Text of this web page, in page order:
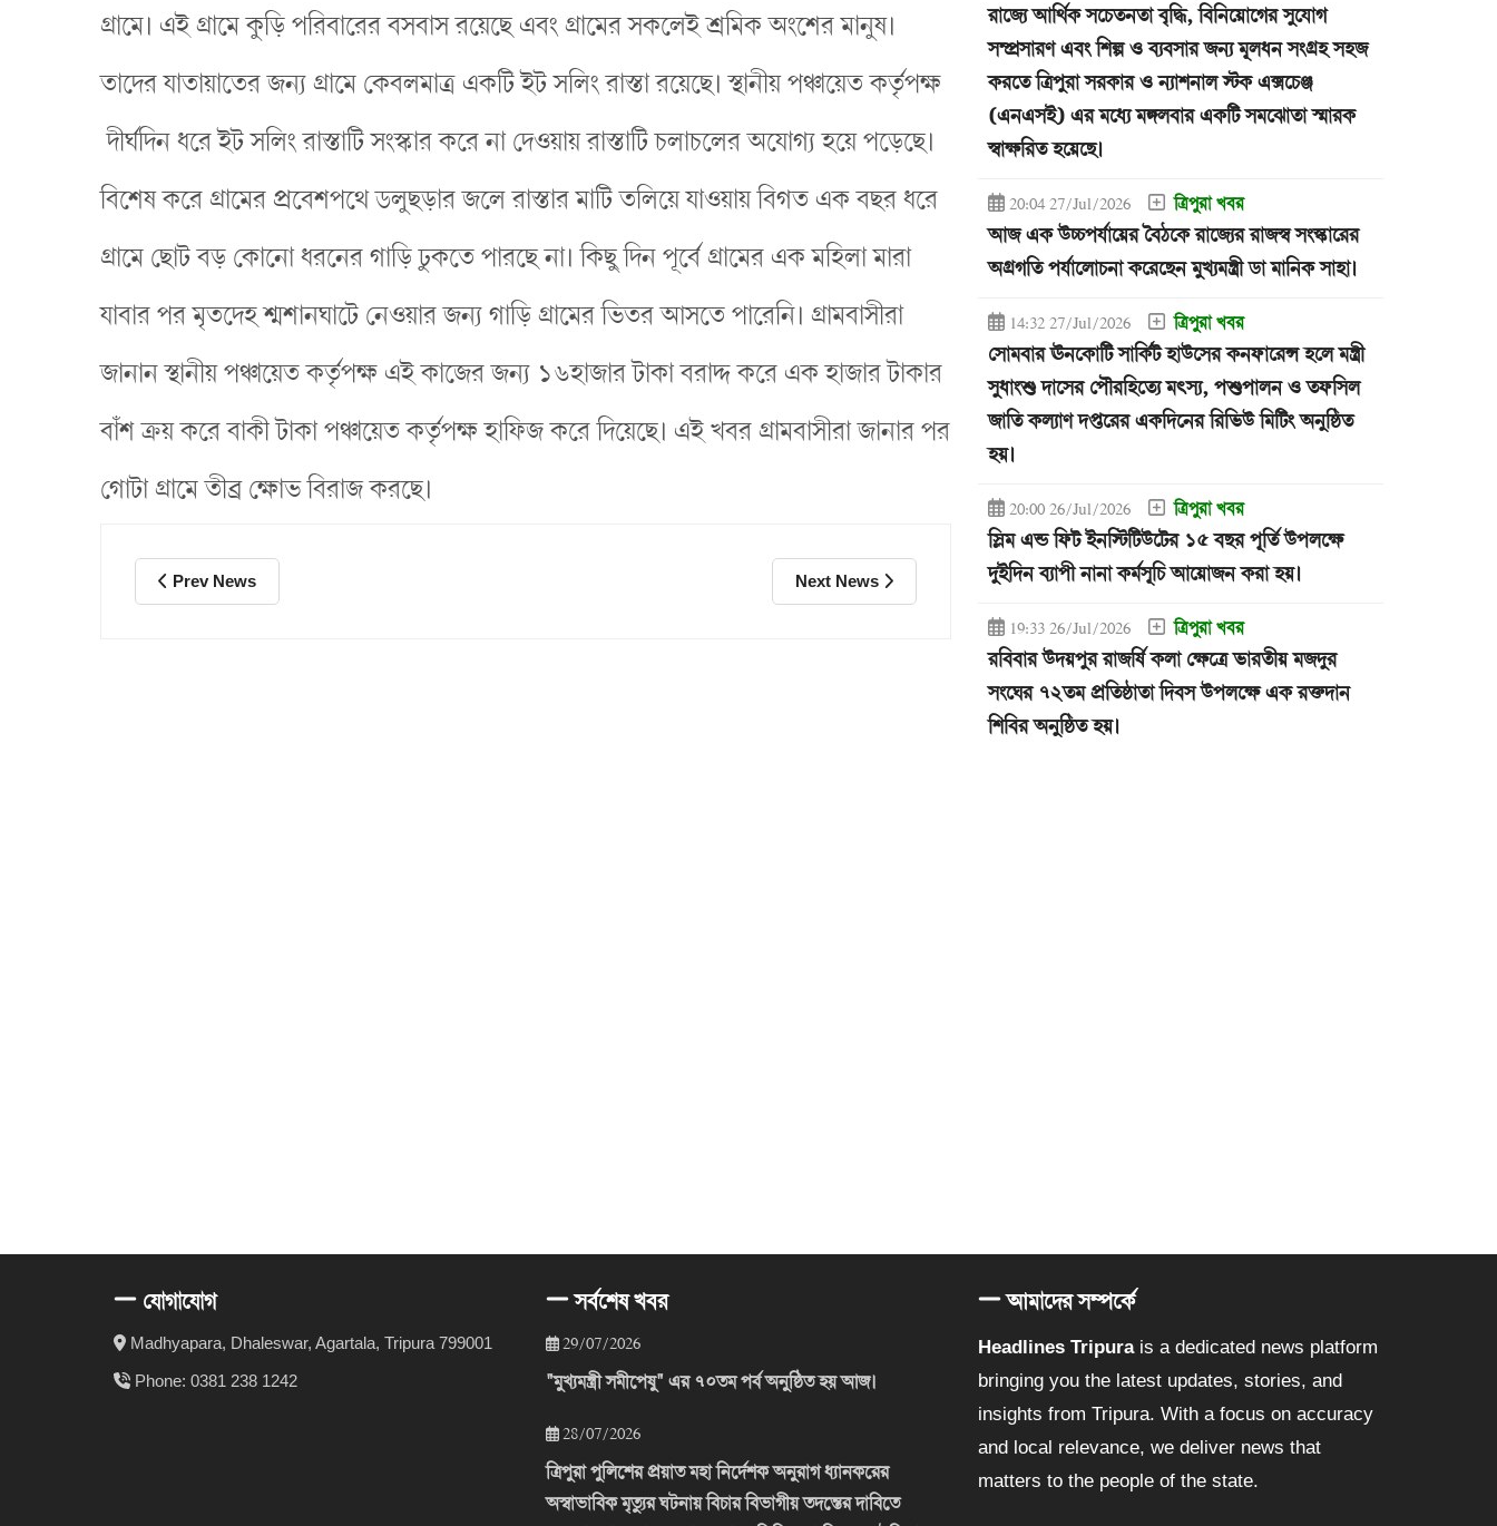
গ্রামে। এই গ্রামে কুড়ি পরিবারের বসবাস রয়েছে এবং গ্রামের সকলেই শ্রমিক অংশের মানুষ।
তাদের যাতায়াতের জন্য গ্রামে কেবলমাত্র একটি ইট সলিং রাস্তা রয়েছে। স্থানীয় পঞ্চায়েত কর্তৃপক্ষ
দীর্ঘদিন ধরে ইট সলিং রাস্তাটি সংস্কার করে না দেওয়ায় রাস্তাটি চলাচলের অযোগ্য হয়ে পড়েছে।
বিশেষ করে গ্রামের প্রবেশপথে ডলুছড়ার জলে রাস্তার মাটি তলিয়ে যাওয়ায় বিগত এক বছর ধরে
গ্রামে ছোট বড় কোনো ধরনের গাড়ি ঢুকতে পারছে না। কিছু দিন পূর্বে গ্রামের এক মহিলা মারা
যাবার পর মৃতদেহ শ্মশানঘাটে নেওয়ার জন্য গাড়ি গ্রামের ভিতর আসতে পারেনি। গ্রামবাসীরা
জানান স্থানীয় পঞ্চায়েত কর্তৃপক্ষ এই কাজের জন্য ১৬হাজার টাকা বরাদ্দ করে এক হাজার টাকার
বাঁশ ক্রয় করে বাকী টাকা পঞ্চায়েত কর্তৃপক্ষ হাফিজ করে দিয়েছে। এই খবর গ্রামবাসীরা জানার পর
গোটা গ্রামে তীব্র ক্ষোভ বিরাজ করছে।
Prev News Next News
রাজ্যে আর্থিক সচেতনতা বৃদ্ধি, বিনিয়োগের সুযোগ
সম্প্রসারণ এবং শিল্প ও ব্যবসার জন্য মূলধন সংগ্রহ সহজ
করতে ত্রিপুরা সরকার ও ন্যাশনাল স্টক এক্সচেঞ্জ
(এনএসই) এর মধ্যে মঙ্গলবার একটি সমঝোতা স্মারক
স্বাক্ষরিত হয়েছে।
20:04 27/Jul/2026 ত্রিপুরা খবর
আজ এক উচ্চপর্যায়ের বৈঠকে রাজ্যের রাজস্ব সংস্কারের
অগ্রগতি পর্যালোচনা করেছেন মুখ্যমন্ত্রী ডা মানিক সাহা।
14:32 27/Jul/2026 ত্রিপুরা খবর
সোমবার ঊনকোটি সার্কিট হাউসের কনফারেন্স হলে মন্ত্রী
সুধাংশু দাসের পৌরহিত্যে মৎস্য, পশুপালন ও তফসিল
জাতি কল্যাণ দপ্তরের একদিনের রিভিউ মিটিং অনুষ্ঠিত
হয়।
20:00 26/Jul/2026 ত্রিপুরা খবর
স্লিম এন্ড ফিট ইনস্টিটিউটের ১৫ বছর পূর্তি উপলক্ষে
দুইদিন ব্যাপী নানা কর্মসূচি আয়োজন করা হয়।
19:33 26/Jul/2026 ত্রিপুরা খবর
রবিবার উদয়পুর রাজর্ষি কলা ক্ষেত্রে ভারতীয় মজদুর
সংঘের ৭২তম প্রতিষ্ঠাতা দিবস উপলক্ষে এক রক্তদান
শিবির অনুষ্ঠিত হয়।
যোগাযোগ
Madhyapara, Dhaleswar, Agartala, Tripura 799001
Phone: 0381 238 1242
সর্বশেষ খবর
29/07/2026
"মুখ্যমন্ত্রী সমীপেষু" এর ৭০তম পর্ব অনুষ্ঠিত হয় আজ।
28/07/2026
ত্রিপুরা পুলিশের প্রয়াত মহা নির্দেশক অনুরাগ ধ্যানকরের
অস্বাভাবিক মৃত্যুর ঘটনায় বিচার বিভাগীয় তদন্তের দাবিতে
আমাদের সম্পর্কে
Headlines Tripurais a dedicated news platform
bringing you the latest updates, stories, and
insights from Tripura. With a focus on accuracy
and local relevance, we deliver news that
matters to the people of the state.